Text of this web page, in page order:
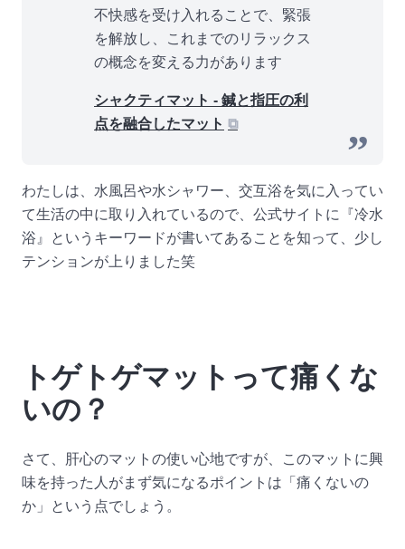
不快感を受け入れることで、緊張
を解放し、これまでのリラックス
の概念を変える力があります
シャクティマット - 鍼と指圧の利
点を融合したマット ⧉
わたしは、水風呂や水シャワー、交互浴を気に入ってい
て生活の中に取り入れているので、公式サイトに『冷水
浴』というキーワードが書いてあることを知って、少し
テンションが上りました笑
トゲトゲマットって痛くな
いの？
さて、肝心のマットの使い心地ですが、このマットに興
味を持った人がまず気になるポイントは「痛くないの
か」という点でしょう。